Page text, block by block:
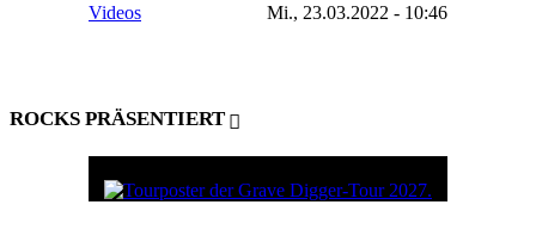
Videos Mi., 23.03.2022 - 10:46
ROCKS PRÄSENTIERT